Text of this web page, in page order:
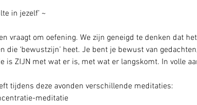
in jezelf’ ~
vraagt om oefening. We zijn geneigd te denken dat
die ‘bewustzijn’ heet. Je bent je bewust van
is ZIJN met wat er is, met wat er langskomt. In volle
tijdens deze avonden verschillende meditaties:
meditatie